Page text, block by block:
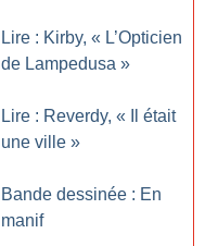
Lire : Kirby, « L’Opticien
de Lampedusa »
Lire : Reverdy, «
Il était
une ville »
Bande dessinée : En
manif